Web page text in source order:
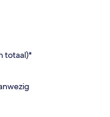
totaal)*